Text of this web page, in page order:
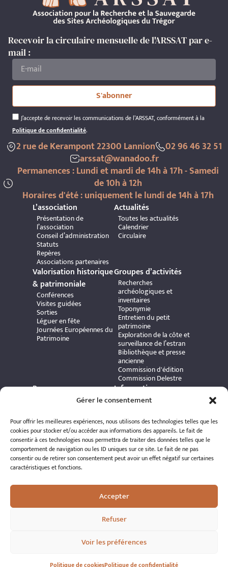
Gérer le consentement
Pour offrir les meilleures expériences, nous utilisons des technologies telles que les
cookies pour stocker et/ou accéder aux informations des appareils. Le fait de
consentir à ces technologies nous permettra de traiter des données telles que le
comportement de navigation ou les ID uniques sur ce site. Le fait de ne pas
consentir ou de retirer son consentement peut avoir un effet négatif sur certaines
caractéristiques et fonctions.
Accepter
Refuser
Voir les préférences
Politique de cookiesPolitique de confidentialité
Recevoir la circulaire mensuelle de l'ARSSAT par e-
mail :
J’accepte de recevoir les communications de l’ARSSAT, conformément à la
Politique de confidentialité.
S'abonner
2 rue de Kerampont 22300 Lannion
02 96 46 32 51
arssat@wanadoo.fr
Permanences : Lundi et mardi de 14h à 17h - Samedi
de 10h à 12h
Horaires d'été : uniquement le lundi de 14h à 17h
L’association
Présentation de
l’association
Conseil d’administration
Statuts
Repères
Associations partenaires
Actualités
Toutes les actualités
Calendrier
Circulaire
Valorisation historique
& patrimoniale
Conférences
Visites guidées
Sorties
Léguer en fête
Journées Européennes du
Patrimoine
Groupes d’activités
Recherches
archéologiques et
inventaires
Toponymie
Entretien du petit
patrimoine
Exploration de la côte et
surveillance de l’estran
Bibliothèque et presse
ancienne
Commission d'édition
Commission Delestre
Ressources
Carte interactive
Publications et ouvrages
Archives patrimoniales
Bretania
Informations
pratiques
Adhérer à l’association
Politique de
confidentialité
Politique de cookies
Mentions légales
Espace éditeur
Réalisation : Romain Le Corre